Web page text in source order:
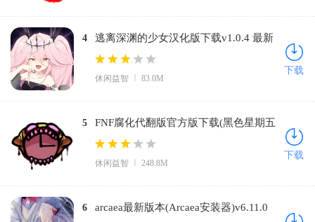
4
逃离深渊的少女汉化版下载v1.0.4 最新
版
休闲益智 83.0M
下载
5
FNF腐化代翻版官方版下载(黑色星期五
之夜：腐化代翻)v0.2.7 最新版
休闲益智 248.8M
下载
6
arcaea最新版本(Arcaea安装器)v6.11.0